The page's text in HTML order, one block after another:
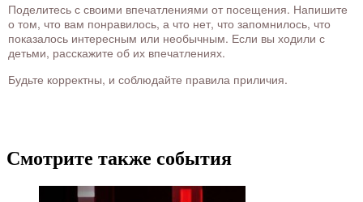
Поделитесь с своими впечатлениями от посещения. Напишите
о том, что вам понравилось, а что нет, что запомнилось, что
показалось интересным или необычным. Если вы ходили с
детьми, расскажите об их впечатлениях.
Будьте корректны, и соблюдайте правила приличия.
Смотрите также события